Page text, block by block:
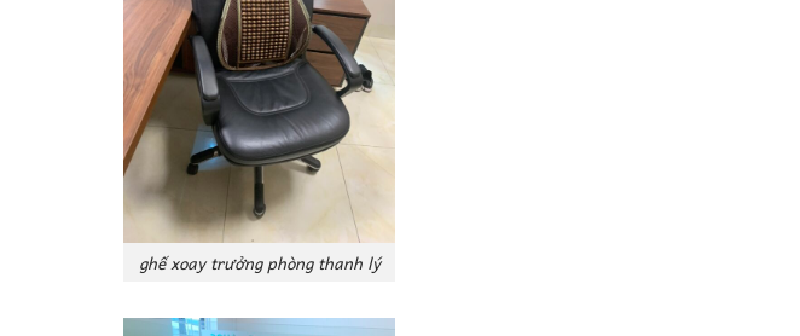
ghế xoay trưởng phòng thanh lý